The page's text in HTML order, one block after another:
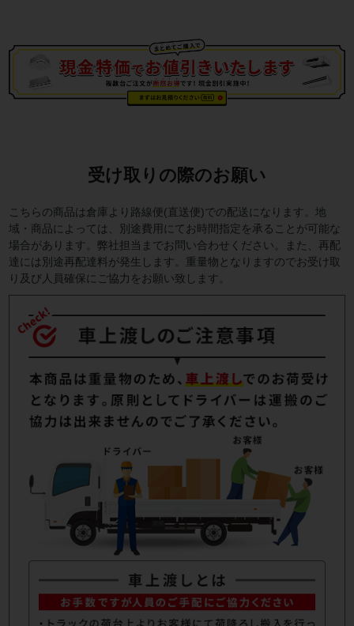
受け取りの際のお願い
こちらの商品は倉庫より路線便(直送便)での配送になります。地
域・商品によっては、別途費用にてお時間指定を承ることが可能な
場合があります。弊社担当までお問い合わせください。また、再配
達には別途再配達料が発生します。重量物となりますのでお受け取
り及び人員確保にご協力をお願い致します。